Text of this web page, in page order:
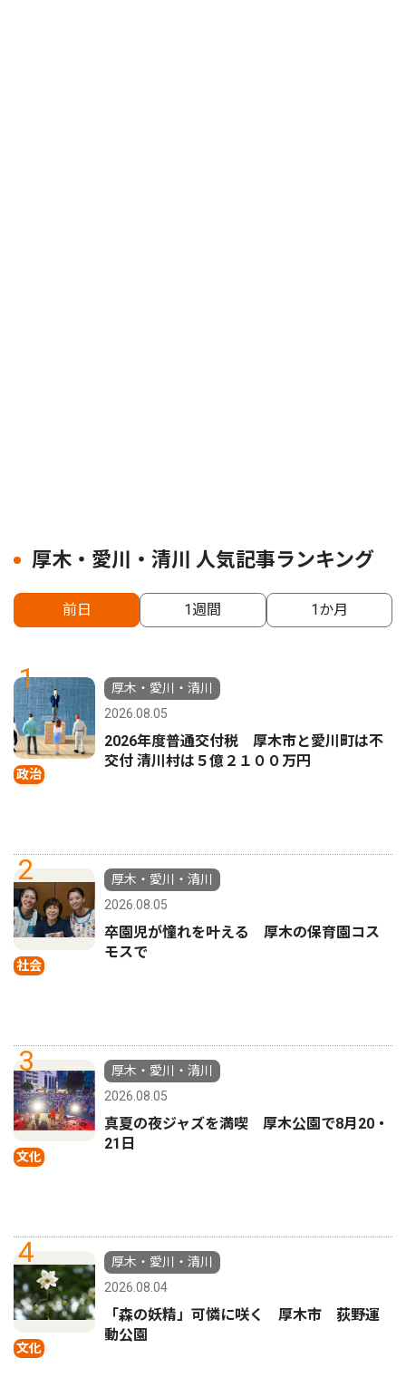
厚木・愛川・清川 人気記事ランキング
前日 1週間 1か月
1
政治
厚木・愛川・清川
2026.08.05
2026年度普通交付税 厚木市と愛川町は不
交付 清川村は５億２１００万円
2
社会
厚木・愛川・清川
2026.08.05
卒園児が憧れを叶える 厚木の保育園コス
モスで
3
文化
厚木・愛川・清川
2026.08.05
真夏の夜ジャズを満喫 厚木公園で8月20・
21日
4
文化
厚木・愛川・清川
2026.08.04
「森の妖精」可憐に咲く 厚木市 荻野運
動公園